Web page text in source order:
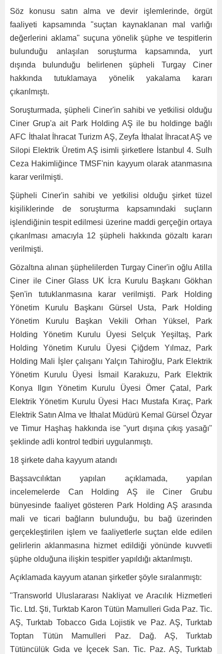
Söz konusu satın alma ve devir işlemlerinde, örgüt
faaliyeti kapsamında "suçtan kaynaklanan mal varlığı
değerlerini aklama" suçuna yönelik şüphe ve tespitlerin
bulunduğu anlaşılan soruşturma kapsamında, yurt
dışında bulunduğu belirlenen şüpheli Turgay Ciner
hakkında tutuklamaya yönelik yakalama kararı
çıkarılmıştı.
Soruşturmada, şüpheli Ciner'in sahibi ve yetkilisi olduğu
Ciner Grup'a ait Park Holding AŞ ile bu holdinge bağlı
AFC İthalat İhracat Turizm AŞ, Zeyfa İthalat İhracat AŞ ve
Silopi Elektrik Üretim AŞ isimli şirketlere İstanbul 4. Sulh
Ceza Hakimliğince TMSF'nin kayyum olarak atanmasına
karar verilmişti.
Şüpheli Ciner'in sahibi ve yetkilisi olduğu şirket tüzel
kişiliklerinde de soruşturma kapsamındaki suçların
işlendiğinin tespit edilmesi üzerine maddi gerçeğin ortaya
çıkarılması amacıyla 12 şüpheli hakkında gözaltı kararı
verilmişti.
Gözaltına alınan şüphelilerden Turgay Ciner'in oğlu Atilla
Ciner ile Ciner Glass UK İcra Kurulu Başkanı Gökhan
Şen'in tutuklanmasına karar verilmişti. Park Holding
Yönetim Kurulu Başkanı Gürsel Usta, Park Holding
Yönetim Kurulu Başkan Vekili Orhan Yüksel, Park
Holding Yönetim Kurulu Üyesi Selçuk Yeşiltaş, Park
Holding Yönetim Kurulu Üyesi Çiğdem Yılmaz, Park
Holding Mali İşler çalışanı Yalçın Tahiroğlu, Park Elektrik
Yönetim Kurulu Üyesi İsmail Karakuzu, Park Elektrik
Konya Ilgın Yönetim Kurulu Üyesi Ömer Çatal, Park
Elektrik Yönetim Kurulu Üyesi Hacı Mustafa Kıraç, Park
Elektrik Satın Alma ve İthalat Müdürü Kemal Gürsel Özyar
ve Timur Haşhaş hakkında ise "yurt dışına çıkış yasağı"
şeklinde adli kontrol tedbiri uygulanmıştı.
18 şirkete daha kayyum atandı
Başsavcılıktan yapılan açıklamada, yapılan
incelemelerde Can Holding AŞ ile Ciner Grubu
bünyesinde faaliyet gösteren Park Holding AŞ arasında
mali ve ticari bağların bulunduğu, bu bağ üzerinden
gerçekleştirilen işlem ve faaliyetlerle suçtan elde edilen
gelirlerin aklanmasına hizmet edildiği yönünde kuvvetli
şüphe olduğuna ilişkin tespitler yapıldığı aktarılmıştı.
Açıklamada kayyum atanan şirketler şöyle sıralanmıştı:
"Transworld Uluslararası Nakliyat ve Aracılık Hizmetleri
Tic. Ltd. Şti, Turktab Karon Tütün Mamulleri Gıda Paz. Tic.
AŞ, Turktab Tobacco Gıda Lojistik ve Paz. AŞ, Turktab
Toptan Tütün Mamulleri Paz. Dağ. AŞ, Turktab
Tütüncülük Gıda ve İçecek San. Tic. Paz. AŞ, Turktab